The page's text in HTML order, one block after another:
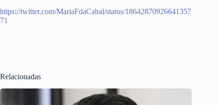
https://twitter.com/MariaFdaCabal/status/18642870926641357
71
Relacionadas